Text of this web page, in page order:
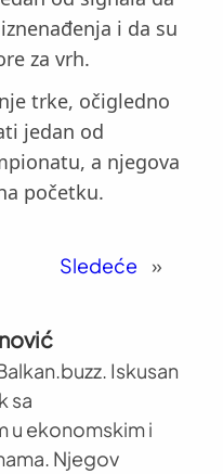
i da su
za vrh.
trke, očigledno
jedan od
a njegova
početku.
Sledeće »
Iskusan
sa
u ekonomskim i
Njegov